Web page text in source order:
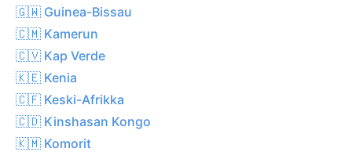
🇬🇼 Guinea-Bissau
🇨🇲 Kamerun
🇨🇻 Kap Verde
🇰🇪 Kenia
🇨🇫 Keski-Afrikka
🇨🇩 Kinshasan Kongo
🇰🇲 Komorit